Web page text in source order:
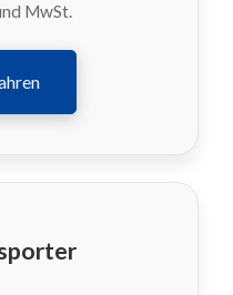
MwSt.